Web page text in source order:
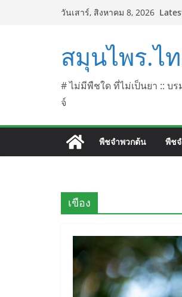
วันเสาร์, สิงหาคม 8, 2026
สมุนไพร.ไ
# ไม่มีพืชใด ที่ไม่เป็นยา :: บ
จ์
พืชจำพวกต้น พืชจ
เขือง